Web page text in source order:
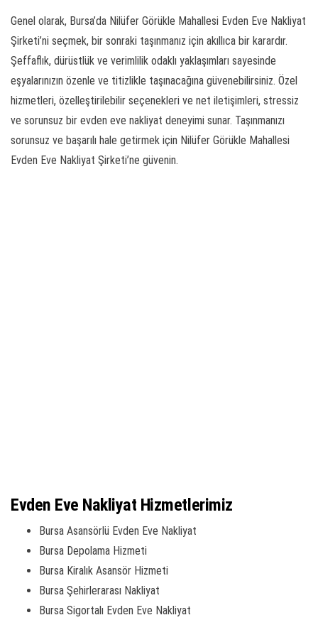
Genel olarak, Bursa’da Nilüfer Görükle Mahallesi Evden Eve Nakliyat
Şirketi’ni seçmek, bir sonraki taşınmanız için akıllıca bir karardır.
Şeffaflık, dürüstlük ve verimlilik odaklı yaklaşımları sayesinde
eşyalarınızın özenle ve titizlikle taşınacağına güvenebilirsiniz. Özel
hizmetleri, özelleştirilebilir seçenekleri ve net iletişimleri, stressiz
ve sorunsuz bir evden eve nakliyat deneyimi sunar. Taşınmanızı
sorunsuz ve başarılı hale getirmek için Nilüfer Görükle Mahallesi
Evden Eve Nakliyat Şirketi’ne güvenin.
Evden Eve Nakliyat Hizmetlerimiz
Bursa Asansörlü Evden Eve Nakliyat
Bursa Depolama Hizmeti
Bursa Kiralık Asansör Hizmeti
Bursa Şehirlerarası Nakliyat
Bursa Sigortalı Evden Eve Nakliyat